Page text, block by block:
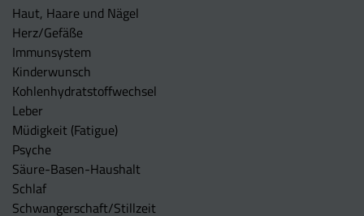
Haut, Haare und Nägel
Herz/Gefäße
Immunsystem
Kinderwunsch
Kohlenhydratstoffwechsel
Leber
Müdigkeit (Fatigue)
Psyche
Säure-Basen-Haushalt
Schlaf
Schwangerschaft/Stillzeit